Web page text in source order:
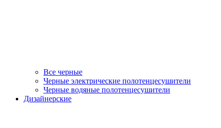
Все черные
Черные электрические полотенцесушители
Черные водяные полотенцесушители
Дизайнерские